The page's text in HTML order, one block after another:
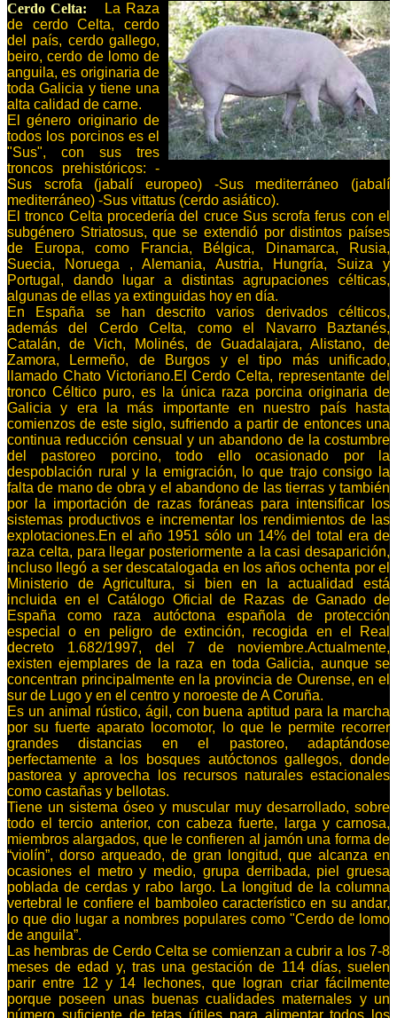
Cerdo Celta:
La Raza
de cerdo Celta, cerdo
del país, cerdo gallego,
beiro, cerdo de lomo de
anguila, es originaria de
toda Galicia y tiene una
alta calidad de carne.
El género originario de
todos los porcinos es el
"Sus", con sus tres
troncos prehistóricos: -
Sus scrofa (jabalí europeo) -Sus mediterráneo (jabalí
mediterráneo) -Sus vittatus (cerdo asiático).
El tronco Celta procedería del cruce Sus scrofa ferus con el
subgénero Striatosus, que se extendió por distintos países
de Europa, como Francia, Bélgica, Dinamarca, Rusia,
Suecia, Noruega , Alemania, Austria, Hungría, Suiza y
Portugal, dando lugar a distintas agrupaciones célticas,
algunas de ellas ya extinguidas hoy en día.
En España se han descrito varios derivados célticos,
además del Cerdo Celta, como el Navarro Baztanés,
Catalán, de Vich, Molinés, de Guadalajara, Alistano, de
Zamora, Lermeño, de Burgos y el tipo más unificado,
llamado Chato Victoriano.El Cerdo Celta, representante del
tronco Céltico puro, es la única raza porcina originaria de
Galicia y era la más importante en nuestro país hasta
comienzos de este siglo, sufriendo a partir de entonces una
continua reducción censual y un abandono de la costumbre
del pastoreo porcino, todo ello ocasionado por la
despoblación rural y la emigración, lo que trajo consigo la
falta de mano de obra y el abandono de las tierras y también
por la importación de razas foráneas para intensificar los
sistemas productivos e incrementar los rendimientos de las
explotaciones.En el año 1951 sólo un 14% del total era de
raza celta, para llegar posteriormente a la casi desaparición,
incluso llegó a ser descatalogada en los años ochenta por el
Ministerio de Agricultura, si bien en la actualidad está
incluida en el Catálogo Oficial de Razas de Ganado de
España como raza autóctona española de protección
especial o en peligro de extinción, recogida en el Real
decreto 1.682/1997, del 7 de noviembre.Actualmente,
existen ejemplares de la raza en toda Galicia, aunque se
concentran principalmente en la provincia de Ourense, en el
sur de Lugo y en el centro y noroeste de A Coruña.
Es un animal rústico, ágil, con buena aptitud para la marcha
por su fuerte aparato locomotor, lo que le permite recorrer
grandes distancias en el pastoreo, adaptándose
perfectamente a los bosques autóctonos gallegos, donde
pastorea y aprovecha los recursos naturales estacionales
como castañas y bellotas.
Tiene un sistema óseo y muscular muy desarrollado, sobre
todo el tercio anterior, con cabeza fuerte, larga y carnosa,
miembros alargados, que le confieren al jamón una forma de
“violín”, dorso arqueado, de gran longitud, que alcanza en
ocasiones el metro y medio, grupa derribada, piel gruesa
poblada de cerdas y rabo largo. La longitud de la columna
vertebral le confiere el bamboleo característico en su andar,
lo que dio lugar a nombres populares como "Cerdo de lomo
de anguila”.
Las hembras de Cerdo Celta se comienzan a cubrir a los 7-8
meses de edad y, tras una gestación de 114 días, suelen
parir entre 12 y 14 lechones, que logran criar fácilmente
porque poseen unas buenas cualidades maternales y un
número suficiente de tetas útiles para alimentar todos los